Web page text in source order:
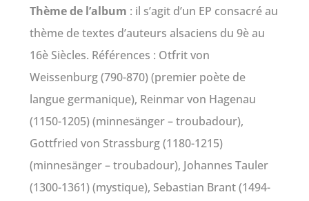
Thème de l’album : il s’agit d’un EP consacré au
thème de textes d’auteurs alsaciens du 9è au
16è Siècles. Références : Otfrit von
Weissenburg(790-870) (premier poète de
langue germanique), Reinmar von Hagenau
(1150-1205) (minnesänger – troubadour),
Gottfried von Strassburg (1180-1215)
(minnesänger – troubadour), Johannes Tauler
(1300-1361) (mystique), Sebastian Brant (1494-